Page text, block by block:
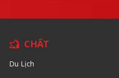
CHẤT
Du Lịch